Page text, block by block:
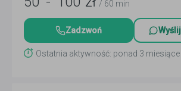
/ 60 min
Zadzwoń
Ostatnia aktywność: ponad 3 miesiące